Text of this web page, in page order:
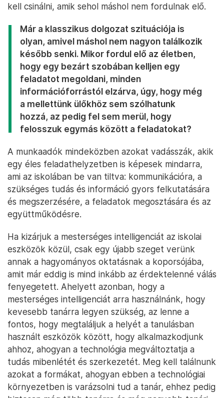
kell csinálni, amik sehol máshol nem fordulnak elő.
Már a klasszikus dolgozat szituációja is
olyan, amivel máshol nem nagyon találkozik
később senki. Mikor fordul elő az életben,
hogy egy bezárt szobában kelljen egy
feladatot megoldani, minden
információforrástól elzárva, úgy, hogy még
a mellettünk ülőkhöz sem szólhatunk
hozzá, az pedig fel sem merül, hogy
felosszuk egymás között a feladatokat?
A munkaadók mindeközben azokat vadásszák, akik
egy éles feladathelyzetben is képesek mindarra,
ami az iskolában be van tiltva: kommunikációra, a
szükséges tudás és információ gyors felkutatására
és megszerzésére, a feladatok megosztására és az
együttműködésre.
Ha kizárjuk a mesterséges intelligenciát az iskolai
eszközök közül, csak egy újabb szeget verünk
annak a hagyományos oktatásnak a koporsójába,
amit már eddig is mind inkább az érdektelenné válás
fenyegetett. Ahelyett azonban, hogy a
mesterséges intelligenciát arra használnánk, hogy
kevesebb tanárra legyen szükség, az lenne a
fontos, hogy megtaláljuk a helyét a tanulásban
használt eszközök között, hogy alkalmazkodjunk
ahhoz, ahogyan a technológia megváltoztatja a
tudás mibenlétét és szerkezetét. Meg kell találnunk
azokat a formákat, ahogyan ebben a technológiai
környezetben is varázsolni tud a tanár, ehhez pedig